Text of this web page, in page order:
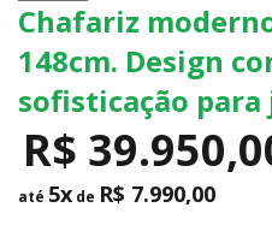
Chafariz
148cm. Design
sofisticação para
R$
até 5x de R$ 7.990,00